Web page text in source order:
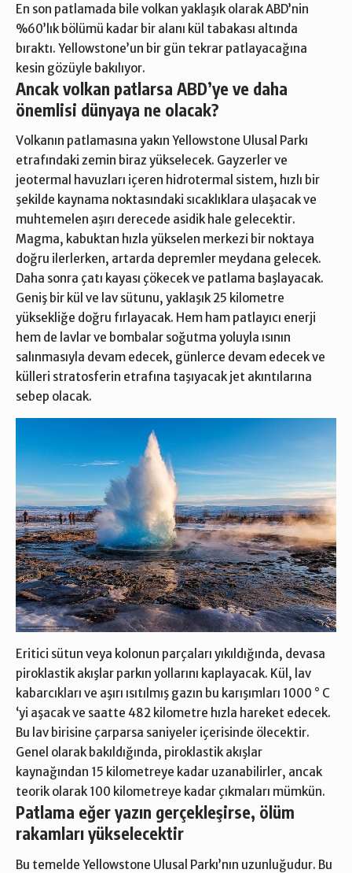
En son patlamada bile volkan yaklaşık olarak ABD’nin
%60’lık bölümü kadar bir alanı kül tabakası altında
bıraktı. Yellowstone’un bir gün tekrar patlayacağına
kesin gözüyle bakılıyor.
Ancak volkan patlarsa ABD’ye ve daha
önemlisi dünyaya ne olacak?
Volkanın patlamasına yakın Yellowstone Ulusal Parkı
etrafındaki zemin biraz yükselecek. Gayzerler ve
jeotermal havuzları içeren hidrotermal sistem, hızlı bir
şekilde kaynama noktasındaki sıcaklıklara ulaşacak ve
muhtemelen aşırı derecede asidik hale gelecektir.
Magma, kabuktan hızla yükselen merkezi bir noktaya
doğru ilerlerken, artarda depremler meydana gelecek.
Daha sonra çatı kayası çökecek ve patlama başlayacak.
Geniş bir kül ve lav sütunu, yaklaşık 25 kilometre
yüksekliğe doğru fırlayacak. Hem ham patlayıcı enerji
hem de lavlar ve bombalar soğutma yoluyla ısının
salınmasıyla devam edecek, günlerce devam edecek ve
külleri stratosferin etrafına taşıyacak jet akıntılarına
sebep olacak.
Eritici sütun veya kolonun parçaları yıkıldığında, devasa
piroklastik akışlar parkın yollarını kaplayacak. Kül, lav
kabarcıkları ve aşırı ısıtılmış gazın bu karışımları 1000 ° C
‘yi aşacak ve saatte 482 kilometre hızla hareket edecek.
Bu lav birisine çarparsa saniyeler içerisinde ölecektir.
Genel olarak bakıldığında, piroklastik akışlar
kaynağından 15 kilometreye kadar uzanabilirler, ancak
teorik olarak 100 kilometreye kadar çıkmaları mümkün.
Patlama eğer yazın gerçekleşirse, ölüm
rakamları yükselecektir
Bu temelde Yellowstone Ulusal Parkı’nın uzunluğudur. Bu